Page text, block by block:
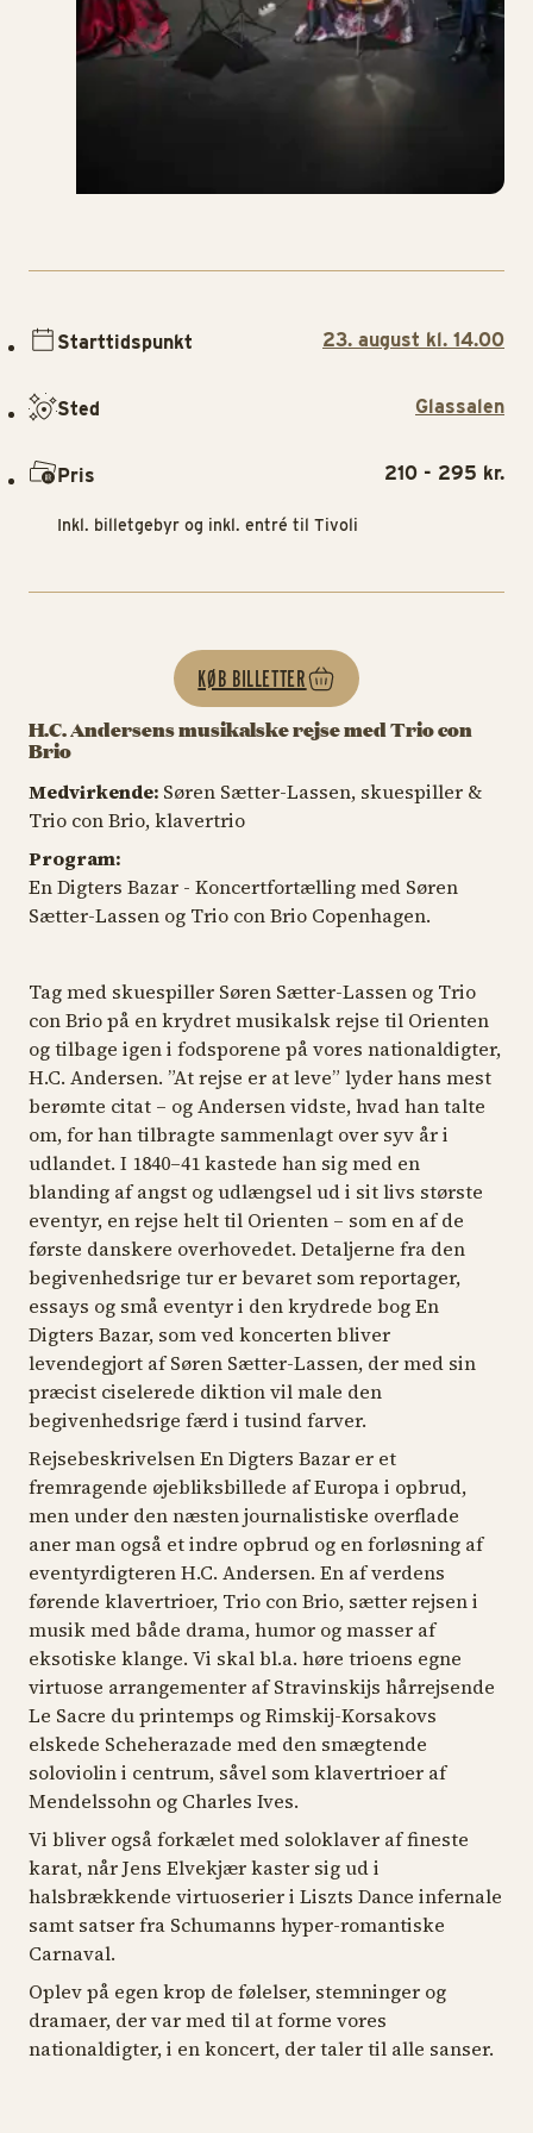
H.C. Andersens musikalske rejse med Trio con
Brio
Medvirkende: Søren Sætter-Lassen, skuespiller &
Trio con Brio, klavertrio
Program:
En Digters Bazar - Koncertfortælling med Søren
Sætter-Lassen og Trio con Brio Copenhagen.
Tag med skuespiller Søren Sætter-Lassen og Trio
con Brio på en krydret musikalsk rejse til Orienten
og tilbage igen i fodsporene på vores nationaldigter,
H.C. Andersen. ”At rejse er at leve” lyder hans mest
berømte citat – og Andersen vidste, hvad han talte
om, for han tilbragte sammenlagt over syv år i
udlandet. I 1840–41 kastede han sig med en
blanding af angst og udlængsel ud i sit livs største
eventyr, en rejse helt til Orienten – som en af de
første danskere overhovedet. Detaljerne fra den
begivenhedsrige tur er bevaret som reportager,
essays og små eventyr i den krydrede bog En
Digters Bazar, som ved koncerten bliver
levendegjort af Søren Sætter-Lassen, der med sin
præcist ciselerede diktion vil male den
begivenhedsrige færd i tusind farver.
RejsebeskrivelsenEn Digters Bazar er et
fremragende øjebliksbillede af Europa i opbrud,
men under den næsten journalistiske overflade
aner man også et indre opbrud og en forløsning af
eventyrdigteren H.C. Andersen. En af verdens
førende klavertrioer, Trio con Brio, sætter rejsen i
musik med både drama, humor og masser af
eksotiske klange. Vi skal bl.a. høre trioens egne
virtuose arrangementer af Stravinskijs hårrejsende
Le Sacre du printemps og Rimskij-Korsakovs
elskede Scheherazade med den smægtende
soloviolin i centrum, såvel som klavertrioer af
Mendelssohn og Charles Ives.
Vi bliver også forkælet med soloklaver af fineste
karat, når Jens Elvekjær kaster sig ud i
halsbrækkende virtuoserier i Liszts Dance infernale
samt satser fra Schumanns hyper-romantiske
Carnaval.
Oplev på egen krop de følelser, stemninger og
dramaer, der var med til at forme vores
nationaldigter, i en koncert, der taler til alle sanser.
Starttidspunkt 23. august kl. 14.00
Sted Glassalen
Pris 210 - 295 kr.
Inkl. billetgebyr og inkl. entré til Tivoli
KØB BILLETTER